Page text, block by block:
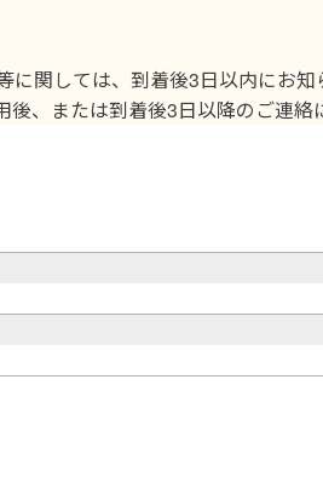
に関しては、到着後3日以内にお
、または到着後3日以降のご連